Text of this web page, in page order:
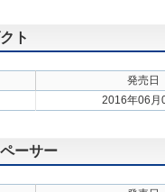
ト
発売日
2016年06月
ーサー